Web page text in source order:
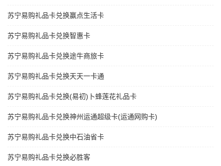
苏宁易购礼品卡兑换赢点生活卡
苏宁易购礼品卡兑换智惠卡
苏宁易购礼品卡兑换途牛商旅卡
苏宁易购礼品卡兑换天天一卡通
苏宁易购礼品卡兑换(易初)卜蜂莲花礼品卡
苏宁易购礼品卡兑换神州运通超级卡(运通网购卡)
苏宁易购礼品卡兑换中石油省卡
苏宁易购礼品卡兑换必胜客